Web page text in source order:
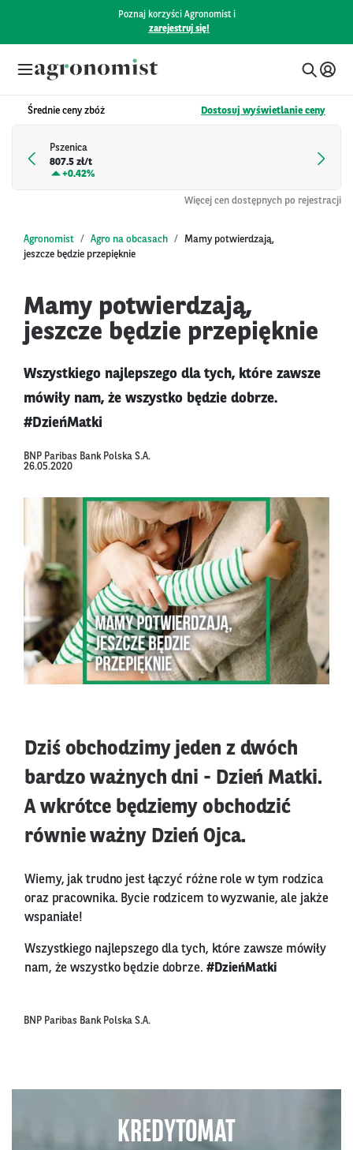
Poznaj korzyści Agronomist i
zarejestruj się!
Średnie ceny zbóż Dostosuj wyświetlanie ceny
Pszenica
807.5 zł/t
+0.42%
Więcej cen dostępnych po rejestracji
Agronomist Agro na obcasach
Mamy potwierdzają,
jeszcze będzie przepięknie
Mamy potwierdzają,
jeszcze będzie przepięknie
Wszystkiego najlepszego dla tych, które zawsze
mówiły nam, że wszystko będzie dobrze.
#DzieńMatki
BNP Paribas Bank Polska S.A.
26.05.2020
Dziś obchodzimy jeden z dwóch
bardzo ważnych dni - Dzień Matki.
A wkrótce będziemy obchodzić
równie ważny Dzień Ojca.
Wiemy, jak trudno jest łączyć różne role w tym rodzica
oraz pracownika. Bycie rodzicem to wyzwanie, ale jakże
wspaniałe!
Wszystkiego najlepszego dla tych, które zawsze mówiły
nam, że wszystko będzie dobrze. #DzieńMatki
BNP Paribas Bank Polska S.A.
KREDYTOMAT